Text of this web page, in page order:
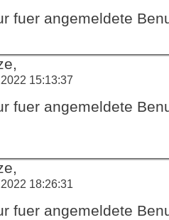
fuer angemeldete
15:13:37
fuer angemeldete
18:26:31
fuer angemeldete